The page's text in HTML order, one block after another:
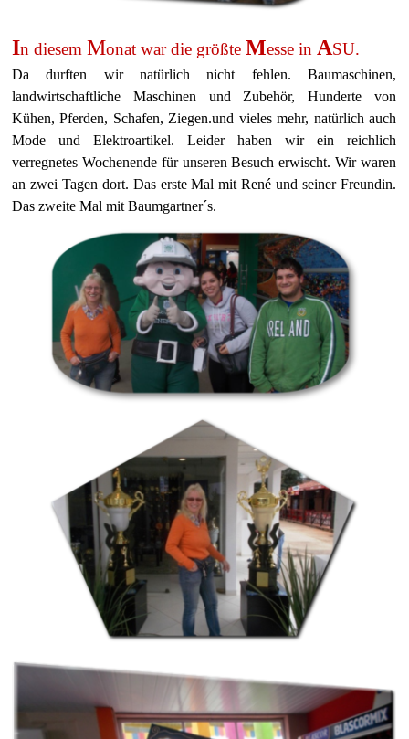
In diesem Monat war die größte Messe in ASU.
Da durften wir natürlich nicht fehlen. Baumaschinen,
landwirtschaftliche Maschinen und Zubehör, Hunderte von
Kühen, Pferden, Schafen, Ziegen.und vieles mehr, natürlich auch
Mode und Elektroartikel. Leider haben wir ein reichlich
verregnetes Wochenende für unseren Besuch erwischt. Wir waren
an zwei Tagen dort. Das erste Mal mit René und seiner Freundin.
Das zweite Mal mit Baumgartner´s.